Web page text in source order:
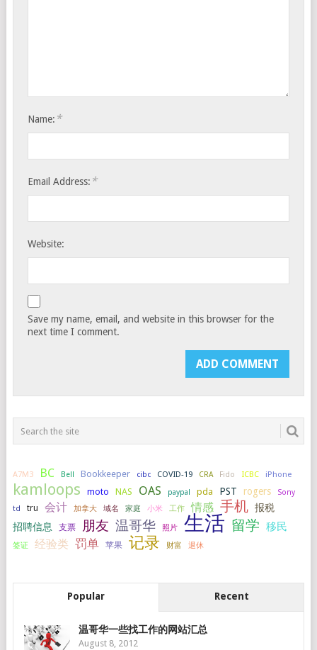
Name: *
Email Address: *
Website:
Save my name, email, and website in this browser for the
next time I comment.
A7M3 BC Bell Bookkeeper cibc COVID-19 CRA Fido ICBC iPhone
kamloops moto NAS OAS paypal pda PST rogers
Sony
td
tru 会计 加拿大 域名 家庭 小米 工作 情感 手机 报税
招聘信息
支票 朋友 温哥华 照片 生活 留学 移民
签证 经验类 罚单 苹果 记录 财富 退休
Popular Recent
温哥华一些找工作的网站汇总
August 8, 2012